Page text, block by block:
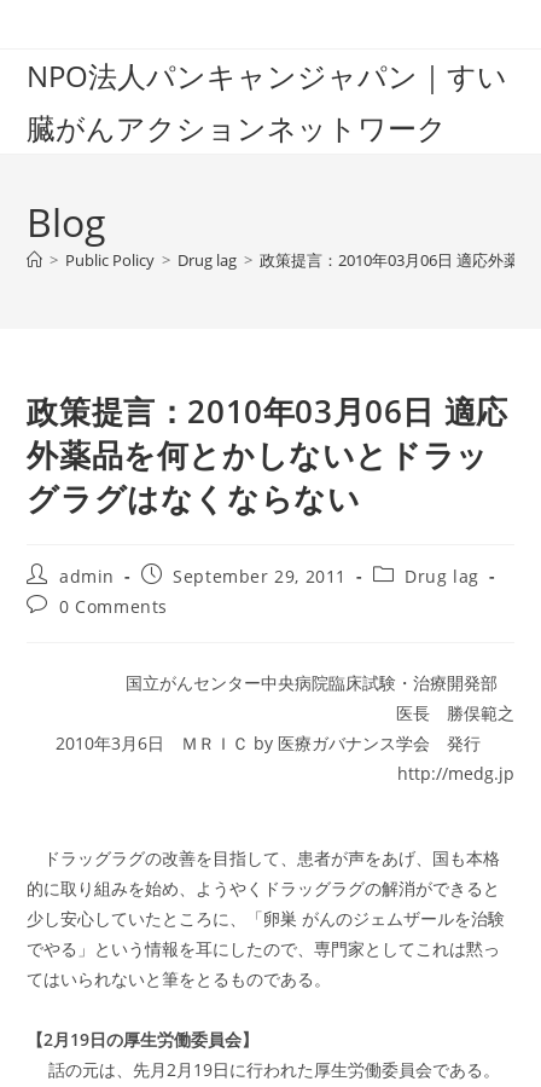
contentNPO法人パンキャンジャパン｜すい
臓がんアクションネットワーク
Blog
> Public Policy > Drug lag > 政策提言：2010年03月06日 適応外薬
政策提言：2010年03月06日 適応
外薬品を何とかしないとドラッ
グラグはなくならない
Post
author:
admin
Post
published:
September 29, 2011
PostDrug lag
Post0 Comments
国立がんセンター中央病院臨床試験・治療開発部
医長 勝俣範之
2010年3月6日 ＭＲＩＣ by 医療ガバナンス学会 発行
http://medg.jp
ドラッグラグの改善を目指して、患者が声をあげ、国も本格
的に取り組みを始め、ようやくドラッグラグの解消ができると
少し安心していたところに、「卵巣 がんのジェムザールを治験
でやる」という情報を耳にしたので、専門家としてこれは黙っ
てはいられないと筆をとるものである。
【2月19日の厚生労働委員会】
話の元は、先月2月19日に行われた厚生労働委員会である。